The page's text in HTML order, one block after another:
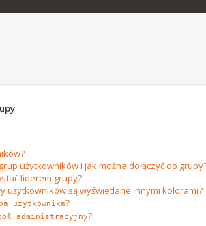
użytkowników i jak można dołączyć do
liderem grupy?
użytkowników są wyświetlane innymi kolorami?
użytkownika?
administracyjny?